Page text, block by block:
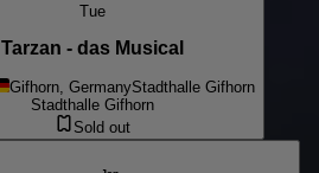
Tue
Tarzan - das Musical
Gifhorn, GermanyStadthalle Gifhorn
Stadthalle Gifhorn
Sold out